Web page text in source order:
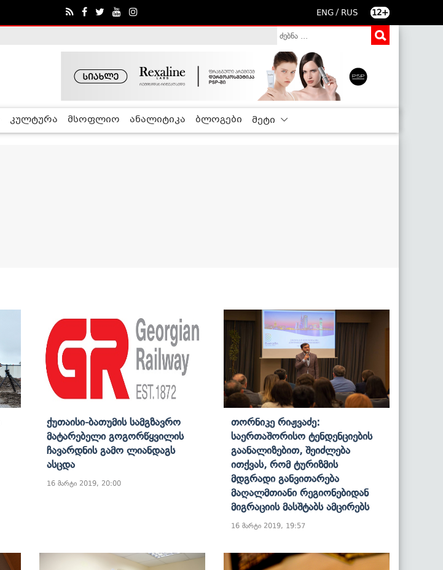
ENG / RUS 12+
კულტურა მსოფლიო ანალიტიკა ბლოგები მეტი
Ქუთაისი-Ბათუმის Სამგზავრო
Მატარებელი Გოგორწყვილის
Ჩავარდნის Გამო Ლიანდაგს
Ასცდა
16 მარტი 2019, 20:00
Თორნიკე Რიჟვაძე:
Საერთაშორისო Ტენდენციების
Გაანალიზებით, Შეიძლება
Ითქვას, Რომ Ტურიზმის
Მდგრადი Განვითარება
Მაღალმთიანი Რეგიონებიდან
Მიგრაციის Მასშტაბს Ამცირებს
16 მარტი 2019, 19:57